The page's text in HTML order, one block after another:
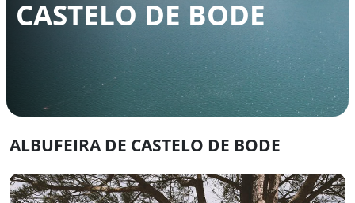
CASTELO DE BODE
ALBUFEIRA DE CASTELO DE BODE